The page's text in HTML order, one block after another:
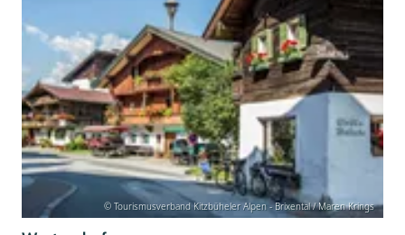
© Tourismusverband Kitzbüheler Alpen - Brixental / Maren Krings